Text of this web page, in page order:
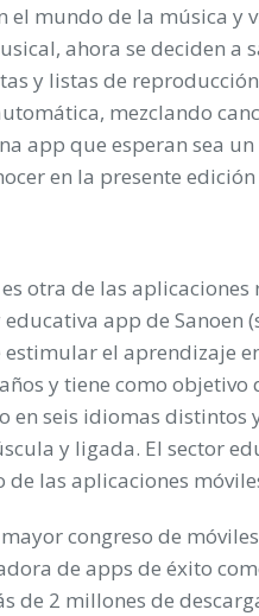
el mundo de la música y
ahora se deciden a
y listas de
mezclando
app que esperan sea
en la presente edición
es otra de las
app de
el aprendizaje
y tiene como objetivo
seis idiomas distintos
y ligada. El sector
las aplicaciones
congreso de
de apps de éxito
de 2 millones de